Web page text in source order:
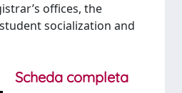
offices, the
socialization and
Scheda completa